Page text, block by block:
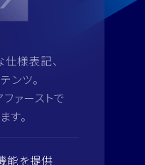
様表記、
ンツ。
ァーストで
す。
能を提供